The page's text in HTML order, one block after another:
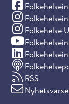
(Facebook)
(Instagram)
Folkehelse
(Instagram)
(YouTube)
(LinkedIn)
RSS
Nyhetsvarsel